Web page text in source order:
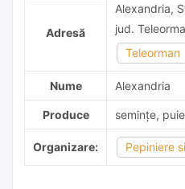
Adresă
Alexandria,
jud.
Teleorman
Nume Alexandria
Produce semințe,
Organizare: Pepiniere